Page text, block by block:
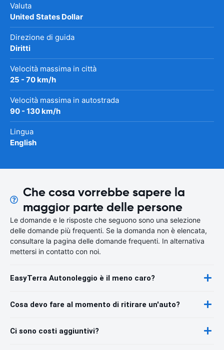
Valuta
United States Dollar
Direzione di guida
Diritti
Velocità massima in città
25 - 70 km/h
Velocità massima in autostrada
90 - 130 km/h
Lingua
English
Che cosa vorrebbe sapere la
maggior parte delle persone
Le domande e le risposte che seguono sono una selezione
delle domande più frequenti. Se la domanda non è elencata,
consultare la pagina delle domande frequenti. In alternativa
mettersi in contatto con noi.
EasyTerra Autonoleggio è il meno caro?
Cosa devo fare al momento di ritirare un'auto?
Ci sono costi aggiuntivi?